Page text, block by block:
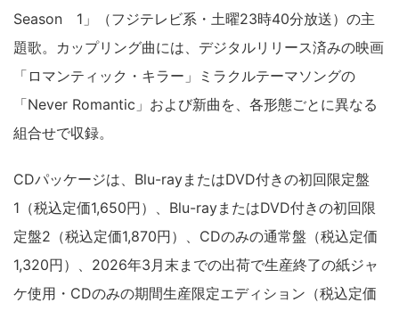
Season 1」（フジテレビ系・土曜23時40分放送）の主
題歌。カップリング曲には、デジタルリリース済みの映画
「ロマンティック・キラー」ミラクルテーマソングの
「Never Romantic」および新曲を、各形態ごとに異なる
組合せで収録。
CDパッケージは、Blu-rayまたはDVD付きの初回限定盤
1（税込定価1,650円）、Blu-rayまたはDVD付きの初回限
定盤2（税込定価1,870円）、CDのみの通常盤（税込定価
1,320円）、2026年3月末までの出荷で生産終了の紙ジャ
ケ使用・CDのみの期間生産限定エディション（税込定価